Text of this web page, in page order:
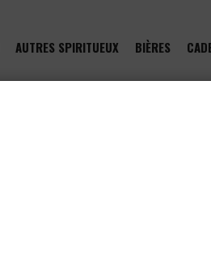
AUTRES SPIRITUEUX BIÈRES